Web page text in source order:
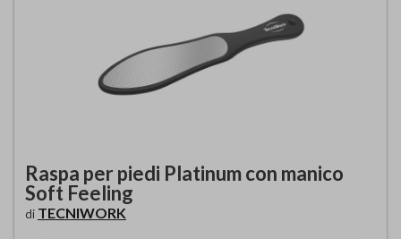
Raspa per piedi Platinum con manico
Soft Feeling
di TECNIWORK